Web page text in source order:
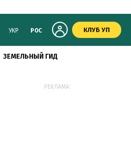
УКР РОС КЛУБ УП
ЗЕМЕЛЬНЫЙ ГИД
РЕКЛАМА: